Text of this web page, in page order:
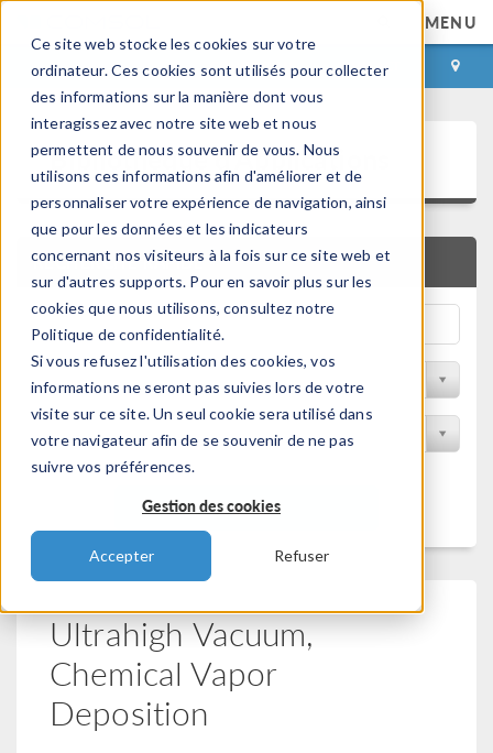
Ce site web stocke les cookies sur votre
ordinateur. Ces cookies sont utilisés pour collecter
des informations sur la manière dont vous
interagissez avec notre site web et nous
permettent de nous souvenir de vous. Nous
utilisons ces informations afin d'améliorer et de
personnaliser votre expérience de navigation, ainsi
que pour les données et les indicateurs
concernant nos visiteurs à la fois sur ce site web et
sur d'autres supports. Pour en savoir plus sur les
cookies que nous utilisons, consultez notre
Politique de confidentialité.
Si vous refusez l'utilisation des cookies, vos
informations ne seront pas suivies lors de votre
visite sur ce site. Un seul cookie sera utilisé dans
votre navigateur afin de se souvenir de ne pas
suivre vos préférences.
Gestion des cookies
Accepter Refuser
MENU
CONNEXION CONTACT
Bibliothèque d'Applications
RECHERCHE RAPIDE
Trier par Discipline
Filtrer par produit
Filtrer
Ultrahigh Vacuum,
Chemical Vapor
Deposition